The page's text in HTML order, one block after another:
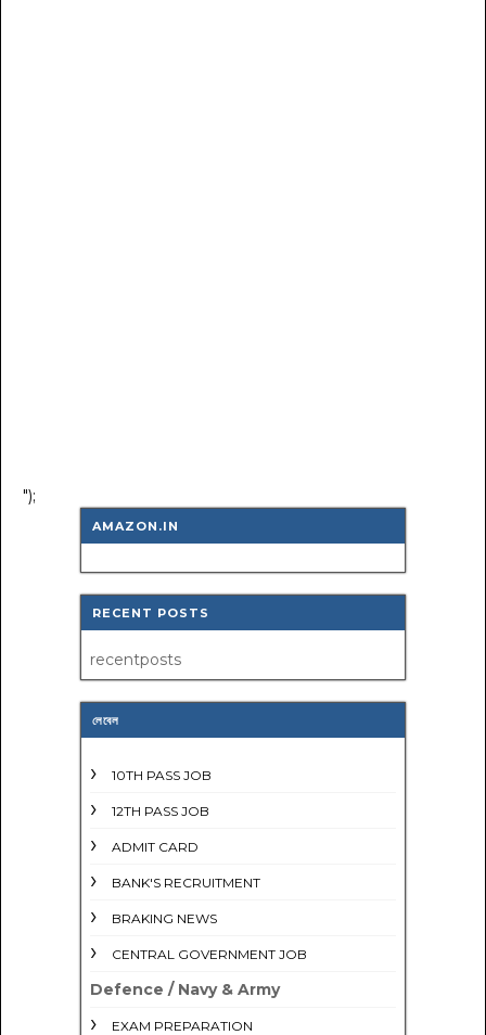
");
AMAZON.IN
RECENT POSTS
recentposts
লেবেল
10TH PASS JOB
12TH PASS JOB
ADMIT CARD
BANK'S RECRUITMENT
BRAKING NEWS
CENTRAL GOVERNMENT JOB
Defence / Navy & Army
EXAM PREPARATION